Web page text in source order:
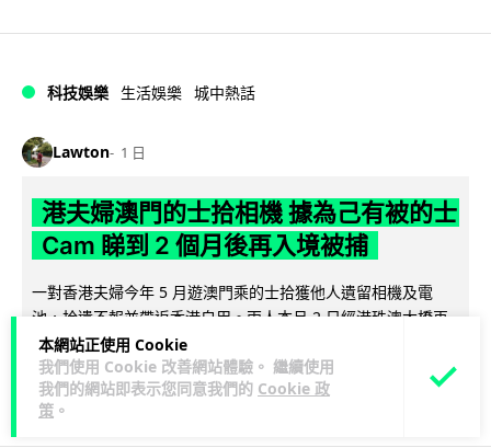
本網站正使用 Cookie
我們使用 Cookie 改善網站體驗。 繼續使用
我們的網站即表示您同意我們的 Cookie 政
策 。
科技娛樂 生活娛樂 城中熱話
Lawton 1 日
港夫婦澳門的士拾相機 據為己有被的士
Cam 睇到 2 個月後再入境被捕
一對香港夫婦今年 5 月遊澳門乘的士拾獲他人遺留相機及電
池，拾遺不報並帶返香港自用。兩人本月 2 日經港珠澳大橋再
次入境澳門時，被治安警察局...
532 75 ↗ 分享